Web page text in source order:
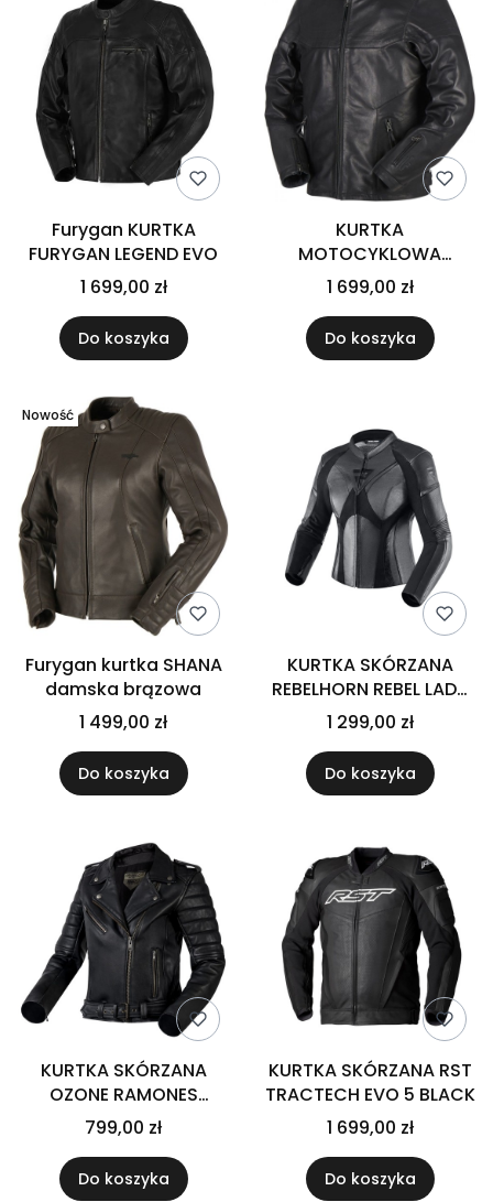
Furygan KURTKA
FURYGAN LEGEND EVO
1 699,00 zł
Do koszyka
KURTKA
MOTOCYKLOWA
FURYGAN ALLAN
SKÓRZANA
1 699,00 zł
Do koszyka
Nowość
Furygan kurtka SHANA
damska brązowa
1 499,00 zł
Do koszyka
KURTKA SKÓRZANA
REBELHORN REBEL LADY
BLACK
1 299,00 zł
Do koszyka
KURTKA SKÓRZANA
OZONE RAMONES
MODERN LADY MATT
BLACK
799,00 zł
Do koszyka
KURTKA SKÓRZANA RST
TRACTECH EVO 5 BLACK
1 699,00 zł
Do koszyka